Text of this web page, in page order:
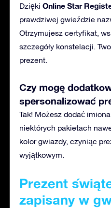
Dzięki Online Star
prawdziwej gwieździe
Otrzymujesz certyfikat,
szczegóły konstelacji.
prezent.
Czy mogę
spersonalizować
Tak! Możesz dodać
niektórych pakietach
kolor gwiazdy, czyniąc
wyjątkowym.
Prezent
zapisany w